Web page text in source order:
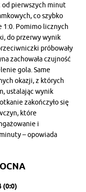
od pierwszych minut
co szybko
1:0. Pomimo licznych
do przerwy wynik
próbowały
zachowała czujność
gola. Same
okazji, z których
ustalając wynik
zakończyło się
które
i
– opowiada
(0:0)